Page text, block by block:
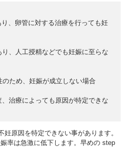
り、卵管に対する治療を行っても妊
り、人工授精などでも妊娠に至らな
のため、妊娠が成立しない場合
、治療によっても原因が特定できな
妊原因を特定できない事があります。
率は急激に低下します。早めの step